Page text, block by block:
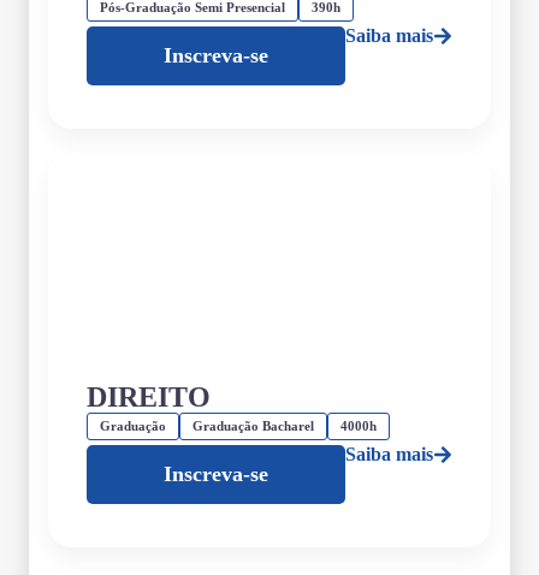
Pós-Graduação Semi Presencial 390h
Inscreva-se
Saiba mais
DIREITO
Graduação Graduação Bacharel 4000h
Inscreva-se
Saiba mais